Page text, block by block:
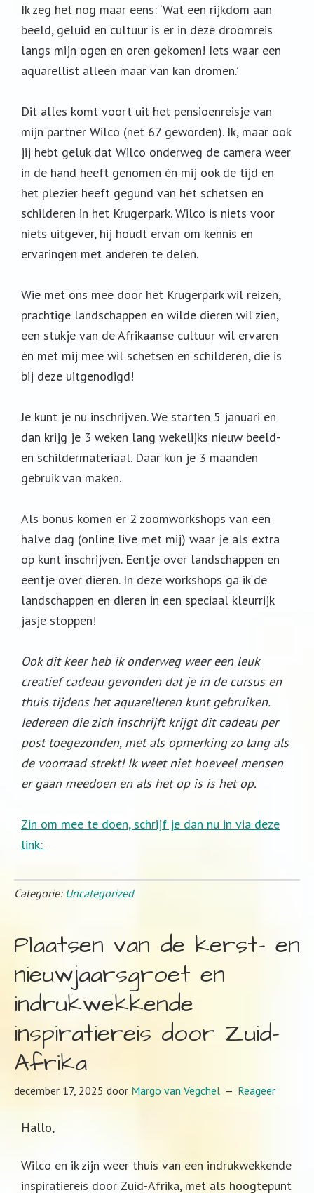
Ik zeg het nog maar eens: ‘Wat een rijkdom aan
beeld, geluid en cultuur is er in deze droomreis
langs mijn ogen en oren gekomen! Iets waar een
aquarellist alleen maar van kan dromen.’
Dit alles komt voort uit het pensioenreisje van
mijn partner Wilco (net 67 geworden). Ik, maar ook
jij hebt geluk dat Wilco onderweg de camera weer
in de hand heeft genomen én mij ook de tijd en
het plezier heeft gegund van het schetsen en
schilderen in het Krugerpark. Wilco is niets voor
niets uitgever, hij houdt ervan om kennis en
ervaringen met anderen te delen.
Wie met ons mee door het Krugerpark wil reizen,
prachtige landschappen en wilde dieren wil zien,
een stukje van de Afrikaanse cultuur wil ervaren
én met mij mee wil schetsen en schilderen, die is
bij deze uitgenodigd!
Je kunt je nu inschrijven. We starten 5 januari en
dan krijg je 3 weken lang wekelijks nieuw beeld-
en schildermateriaal. Daar kun je 3 maanden
gebruik van maken.
Als bonus komen er 2 zoomworkshops van een
halve dag (online live met mij) waar je als extra
op kunt inschrijven. Eentje over landschappen en
eentje over dieren. In deze workshops ga ik de
landschappen en dieren in een speciaal kleurrijk
jasje stoppen!
Ook dit keer heb ik onderweg weer een leuk
creatief cadeau gevonden dat je in de cursus en
thuis tijdens het aquarelleren kunt gebruiken.
Iedereen die zich inschrijft krijgt dit cadeau per
post toegezonden, met als opmerking zo lang als
de voorraad strekt! Ik weet niet hoeveel mensen
er gaan meedoen en als het op is is het op.
Zin om mee te doen, schrijf je dan nu in via deze
link:
Categorie: Uncategorized
Plaatsen van de kerst- en
nieuwjaarsgroet en
indrukwekkende
inspiratiereis door Zuid-
Afrika
december 17, 2025 door Margo van Vegchel Reageer
Hallo,
Wilco en ik zijn weer thuis van een indrukwekkende
inspiratiereis door Zuid-Afrika, met als hoogtepunt